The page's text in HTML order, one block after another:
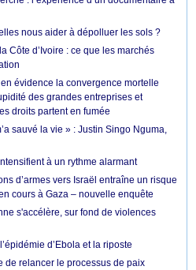
nous aider à dépolluer les sols ?
Côte d’Ivoire : ce que les marchés
évidence la convergence mortelle
des grandes entreprises et
droits partent en fumée
sauvé la vie » : Justin Singo Nguma,
à un rythme alarmant
d’armes vers Israël entraîne un risque
cours à Gaza – nouvelle enquête
s'accélère, sur fond de violences
d’Ebola et la riposte
de relancer le processus de paix